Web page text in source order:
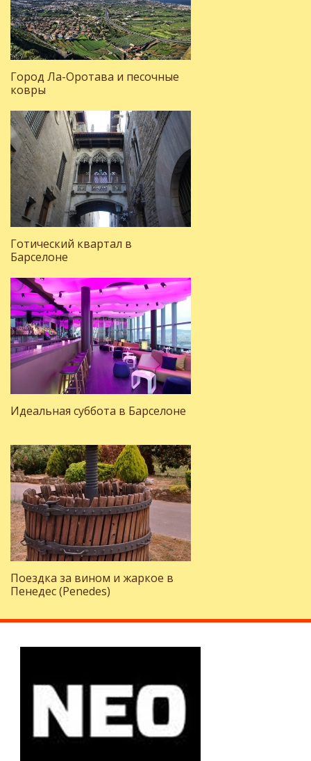
Город Ла-Оротава и песочные
ковры
Готический квартал в
Барселоне
Идеальная суббота в Барселоне
Поездка за вином и жаркое в
Пенедес (Penedes)